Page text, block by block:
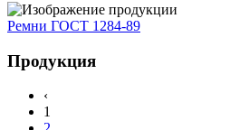
Ремни ГОСТ 1284-89
Продукция
‹
1